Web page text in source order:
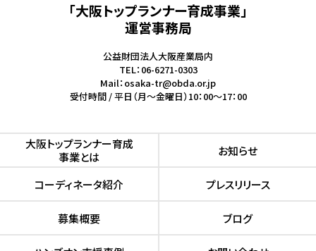
「大阪トップランナー育成事業」
運営事務局
公益財団法人大阪産業局内
TEL：06-6271-0303
Mail：osaka-tr@obda.or.jp
受付時間 / 平日（月～金曜日）10：00～17：00
⼤阪トップランナー育成
事業とは
お知らせ
コーディネータ紹介 プレスリリース
募集概要 ブログ